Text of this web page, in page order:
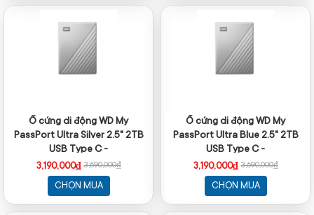
Ổ cứng di động WD My
PassPort Ultra Silver 2.5" 2TB
USB Type C -
WDBC3C0020BSL (mã mới -
vỏ nhôm)
3,190,000₫ 3,690,000₫
CHỌN MUA
Ổ cứng di động WD My
PassPort Ultra Blue 2.5" 2TB
USB Type C -
WDBC3C0020BBL (mã mới -
vỏ nhôm)
3,190,000₫ 3,690,000₫
CHỌN MUA